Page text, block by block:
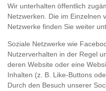
Wir unterhalten öffentlich
Netzwerken. Die im Einzelnen
Netzwerke finden Sie weiter
Soziale Netzwerke wie
Nutzerverhalten in der Regel
deren Website oder eine
Inhalten (z. B. Like-Buttons
Durch den Besuch unserer